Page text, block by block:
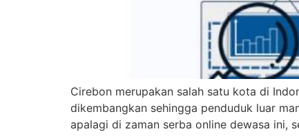
Cirebon merupakan salah satu kota di
dikembangkan sehingga penduduk luar
apalagi di zaman serba online dewasa ini,